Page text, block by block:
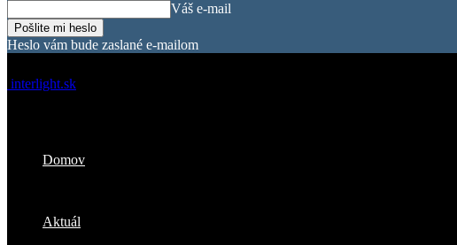
Váš e-mail
Heslo vám bude zaslané e-mailom
interlight.sk
Domov
Aktuál